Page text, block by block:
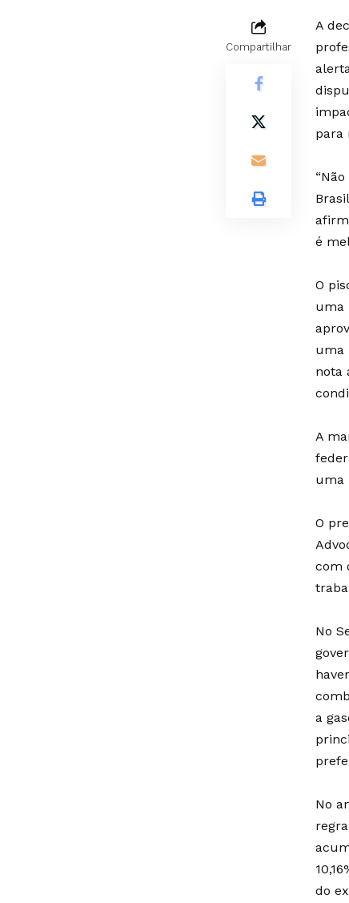
Compartilhar
A
para
é
O
uma
uma
nota
A
uma
O
com
No
a
No
do